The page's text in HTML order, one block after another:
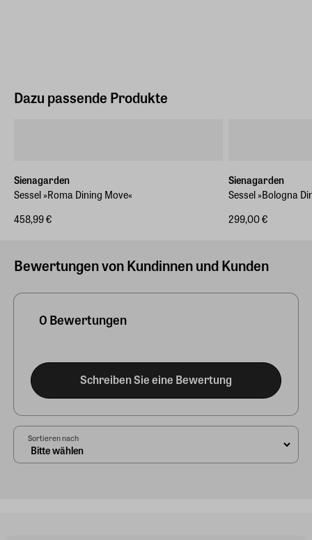
Dazu passende Produkte
Sienagarden
Sessel »Roma Dining Move«
458,99 €
Sienagarden
Sessel »Bologna
299,00 €
Bewertungen von Kundinnen und Kunden
0 Bewertungen
Schreiben Sie eine Bewertung
Sortieren nach